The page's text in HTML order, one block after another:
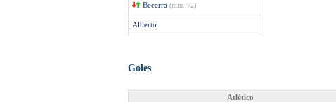
Becerra (min. 72)
Alberto
Goles
Atlético